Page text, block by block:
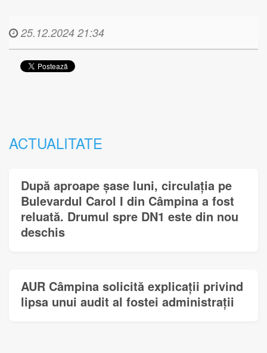
25.12.2024 21:34
ACTUALITATE
După aproape șase luni, circulația pe
Bulevardul Carol I din Câmpina a fost
reluată. Drumul spre DN1 este din nou
deschis
AUR Câmpina solicită explicații privind
lipsa unui audit al fostei administrații